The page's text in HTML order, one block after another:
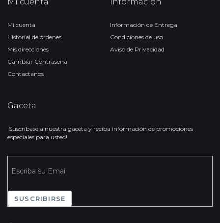
Mi cuenta
Historial de órdenes
Mis direcciones
Cambiar Contraseña
Contactanos
Información de Entrega
Condiciones de uso
Aviso de Privacidad
Gaceta
¡Suscríbase a nuestra gaceta y reciba información de promociones
especiales para usted!
SUSCRIBIRSE